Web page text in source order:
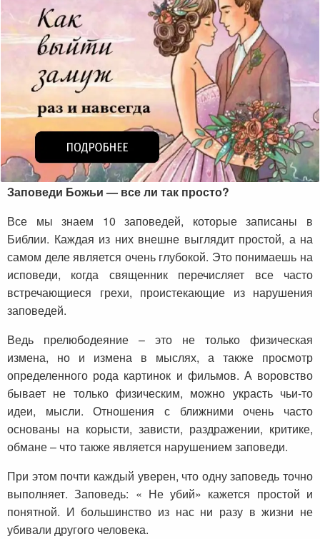
Заповеди Божьи — все ли так просто?
Все мы знаем 10 заповедей, которые записаны в
Библии. Каждая из них внешне выглядит простой, а на
самом деле является очень глубокой. Это понимаешь на
исповеди, когда священник перечисляет все часто
встречающиеся грехи, проистекающие из нарушения
заповедей.
Ведь прелюбодеяние – это не только физическая
измена, но и измена в мыслях, а также просмотр
определенного рода картинок и фильмов. А воровство
бывает не только физическим, можно украсть чьи-то
идеи, мысли. Отношения с ближними очень часто
основаны на корысти, зависти, раздражении, критике,
обмане – что также является нарушением заповеди.
При этом почти каждый уверен, что одну заповедь точно
выполняет. Заповедь: « Не убий» кажется простой и
понятной. И большинство из нас ни разу в жизни не
убивали другого человека.